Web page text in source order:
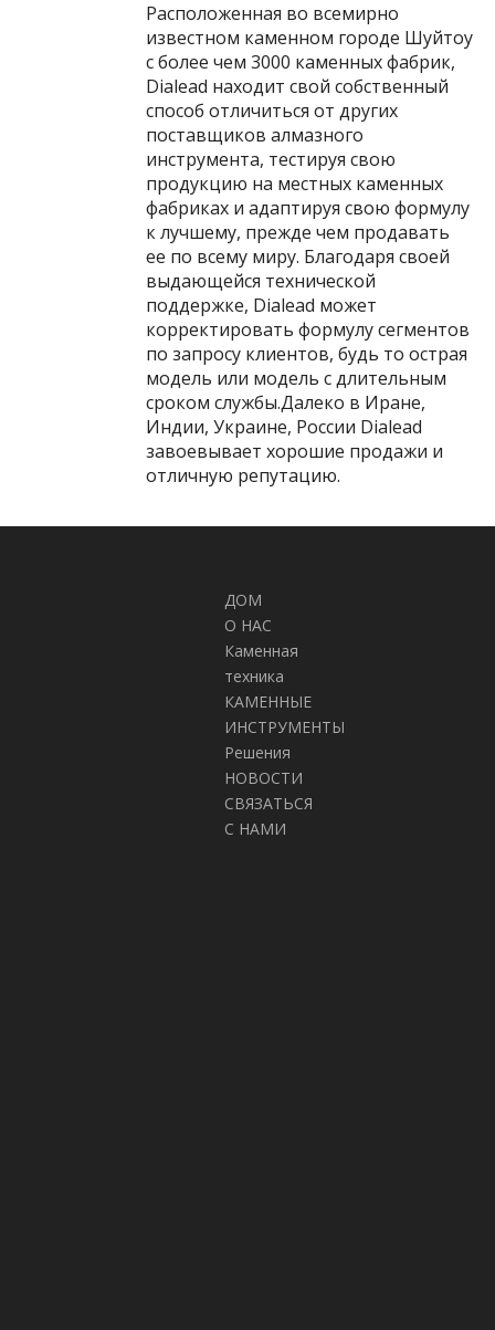
Расположенная во всемирно
известном каменном городе Шуйтоу
с более чем 3000 каменных фабрик,
Dialead находит свой собственный
способ отличиться от других
поставщиков алмазного
инструмента, тестируя свою
продукцию на местных каменных
фабриках и адаптируя свою формулу
к лучшему, прежде чем продавать
ее по всему миру. Благодаря своей
выдающейся технической
поддержке, Dialead может
корректировать формулу сегментов
по запросу клиентов, будь то острая
модель или модель с длительным
сроком службы.Далеко в Иране,
Индии, Украине, России Dialead
завоевывает хорошие продажи и
отличную репутацию.
Что касается абразивов для
производственными
линиями.Ежемесячная мощность
полировки составляет более 350 000
квадратных метров.Dialead способен
производить более 3500 коробок
франкфуртских абразивов в день.
В неустанных усилиях по
обеспечению наилучшего качества,
наилучшего обслуживания и
наилучшей эффективности Dialead,
ДОМ
О НАС
Каменная
техника
КАМЕННЫЕ
ИНСТРУМЕНТЫ
Решения
НОВОСТИ
СВЯЗАТЬСЯ
С НАМИ